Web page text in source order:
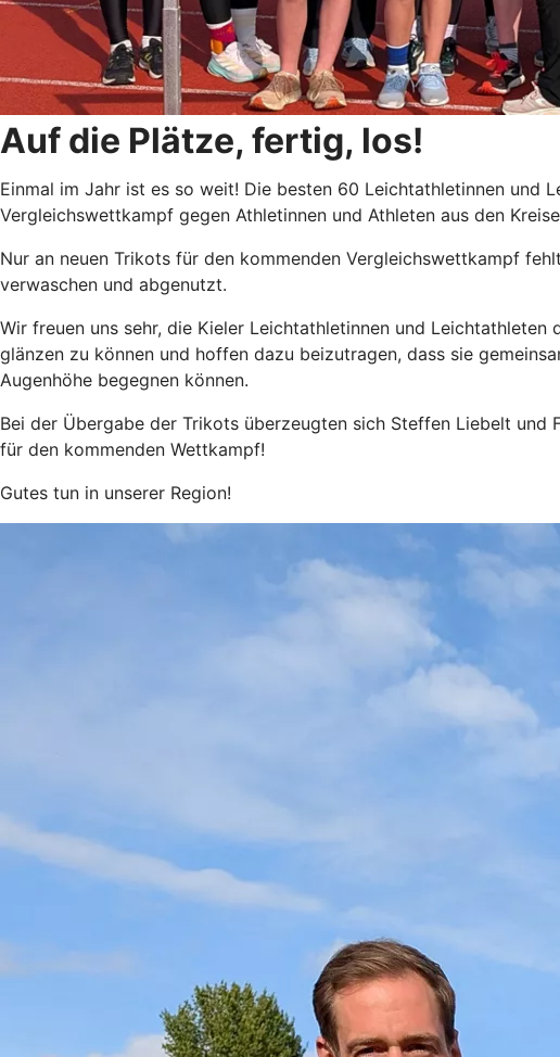
Auf die Plätze, fertig, los!
Einmal im Jahr ist es so weit! Die besten 60 Leichtathletinnen und
Vergleichswettkampf gegen Athletinnen und Athleten aus den
Nur an neuen Trikots für den kommenden Vergleichswettkampf
verwaschen und abgenutzt.
Wir freuen uns sehr, die Kieler Leichtathletinnen und
glänzen zu können und hoffen dazu beizutragen, dass sie
Augenhöhe begegnen können.
Bei der Übergabe der Trikots überzeugten sich Steffen Liebelt
für den kommenden Wettkampf!
Gutes tun in unserer Region!